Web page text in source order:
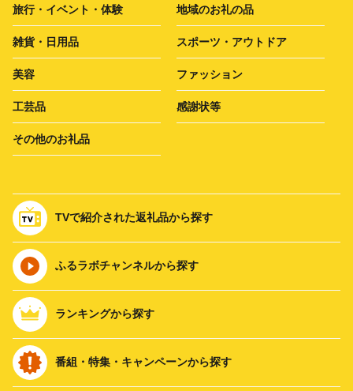
旅行・イベント・体験 地域のお礼の品
雑貨・日用品 スポーツ・アウトドア
美容 ファッション
工芸品 感謝状等
その他のお礼品
TVで紹介された返礼品から探す
ふるラボチャンネルから探す
ランキングから探す
番組・特集・キャンペーンから探す